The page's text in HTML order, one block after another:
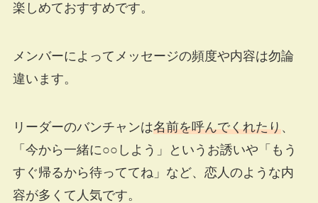
楽しめておすすめです。
メンバーによってメッセージの頻度や内容は勿論
違います。
リーダーのバンチャンは名前を呼んでくれたり、
「今から一緒に○○しよう」というお誘いや「もう
すぐ帰るから待っててね」など、恋人のような内
容が多くて人気です。